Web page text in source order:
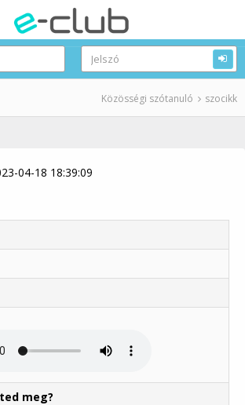
Közösségi szótanuló szocikk
04-18 18:39:09
meg?